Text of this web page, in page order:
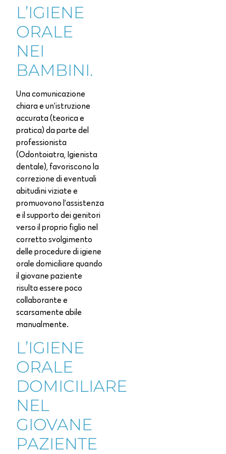
L’IGIENE
ORALE
NEI
BAMBINI.
Una comunicazione
chiara e un’istruzione
accurata (teorica e
pratica) da parte del
professionista
(Odontoiatra, Igienista
dentale), favoriscono la
correzione di eventuali
abitudini viziate e
promuovono l’assistenza
e il supporto dei genitori
verso il proprio figlio nel
corretto svolgimento
delle procedure di igiene
orale domiciliare quando
il giovane paziente
risulta essere poco
collaborante e
scarsamente abile
manualmente.
L’IGIENE
ORALE
DOMICILIARE
NEL
GIOVANE
PAZIENTE